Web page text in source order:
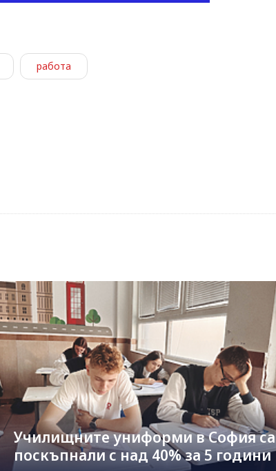
работа
Училищните униформи в София са
поскъпнали с над 40% за 5 години